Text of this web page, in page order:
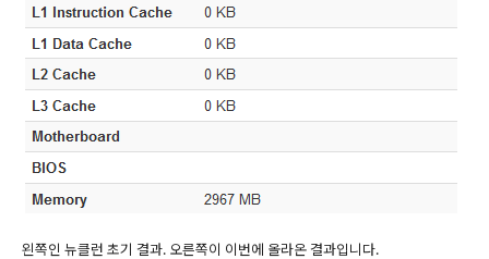
왼쪽인 뉴클런 초기 결과. 오른쪽이 이번에 올라온 결과입니다.